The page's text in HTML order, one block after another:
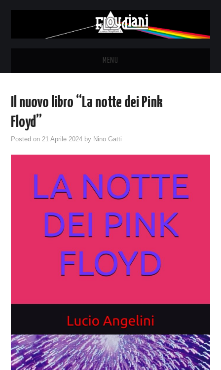
MENU
THE LUNATICS
COVER & TRIBUTI
CONTATTI
RELICS – SFALCI E RAMAGLIE
Il nuovo libro “La notte dei Pink
Floyd”
Posted on21 Aprile 2024 by Nino Gatti